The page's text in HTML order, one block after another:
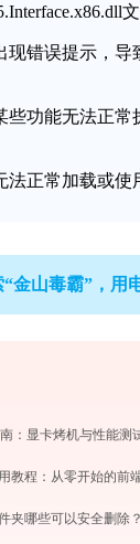
现错误提示，导
些功能无法正常
正常加载或使
金山毒霸”，用
教程：从零开始的前
夹哪些可以安全删除？